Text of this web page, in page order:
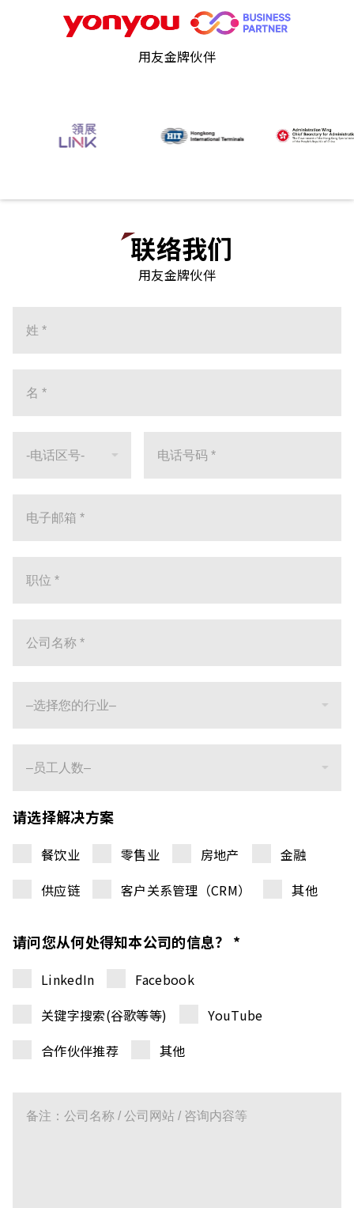
用友金牌伙伴
联络我们
用友金牌伙伴
请选择解决方案
餐饮业 零售业 房地产
金融
供应链
客户关系管理（CRM） 其他
请问您从何处得知本公司的信息？ *
LinkedIn
Facebook
关键字搜索(谷歌等等)
YouTube
合作伙伴推荐
其他